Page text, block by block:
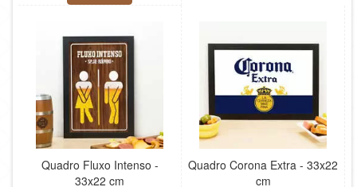
Quadro Fluxo Intenso -
33x22 cm
Quadro Corona Extra - 33x22
cm